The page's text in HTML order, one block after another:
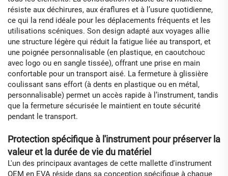
résiste aux déchirures, aux éraflures et à l’usure quotidienne,
ce qui la rend idéale pour les déplacements fréquents et les
utilisations scéniques. Son design adapté aux voyages allie
une structure légère qui réduit la fatigue liée au transport, et
une poignée personnalisable (en plastique, en caoutchouc
avec logo ou en sangle tissée), offrant une prise en main
confortable pour un transport aisé. La fermeture à glissière
coulissant sans effort (à dents en plastique ou en métal,
personnalisable) permet un accès rapide à l’instrument, tandis
que la fermeture sécurisée le maintient en toute sécurité
pendant le transport.
Protection spécifique à l'instrument pour préserver la
valeur et la durée de vie du matériel
L'un des principaux avantages de cette mallette d'instrument
OEM en EVA réside dans sa conception spécifique à chaque